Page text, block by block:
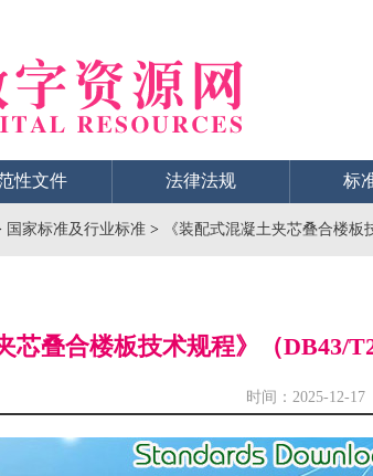
性文件 法律法规 标
国家标准及行业标准 > 《装配式混凝土夹芯叠合楼
芯叠合楼板技术规程》（DB43/
时间：2025-